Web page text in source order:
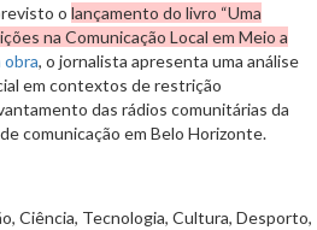
o lançamento do livro “Uma
na Comunicação Local em Meio a
obra, o jornalista apresenta uma análise
em contextos de restrição
das rádios comunitárias da
comunicação em Belo Horizonte.
Ciência, Tecnologia, Cultura, Desporto,